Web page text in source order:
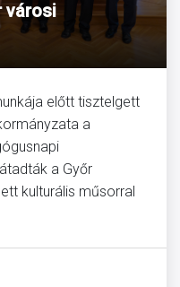
városi
előtt tisztelgett
a
a Győr
kulturális műsorral